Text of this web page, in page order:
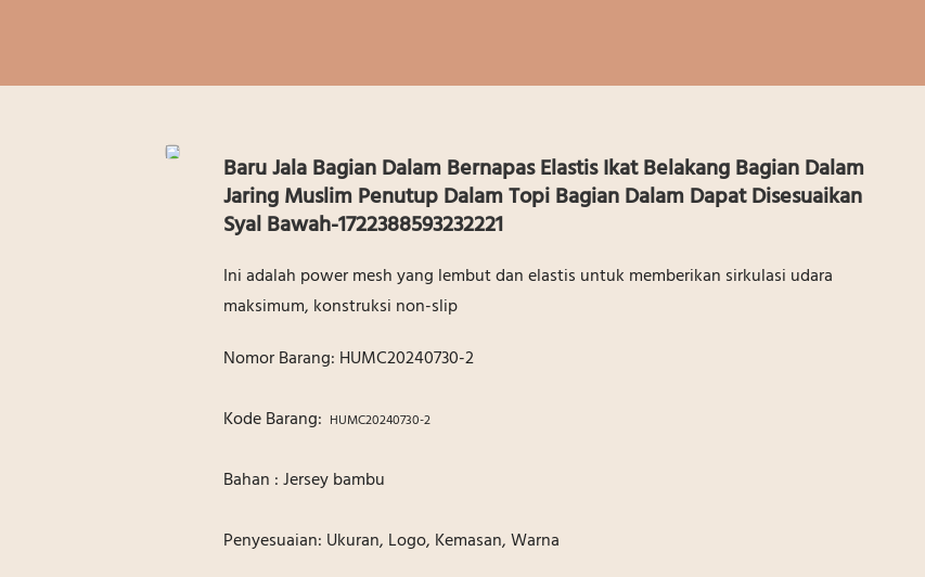
Baru Jala Bagian Dalam Bernapas Elastis Ikat Belakang Bagian Dalam
Jaring Muslim Penutup Dalam Topi Bagian Dalam Dapat Disesuaikan
Syal Bawah-1722388593232221
Ini adalah power mesh yang lembut dan elastis untuk memberikan sirkulasi udara
maksimum, konstruksi non-slip
Nomor Barang: HUMC20240730-2
Kode Barang: HUMC20240730-2
Bahan : Jersey bambu
Penyesuaian: Ukuran, Logo, Kemasan, Warna